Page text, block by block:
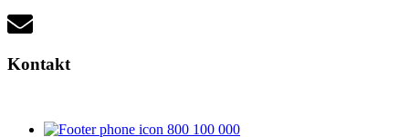
Kontakt
800 100 000